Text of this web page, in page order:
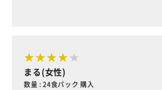
まる(女性)
数量 : 24食パック 購入